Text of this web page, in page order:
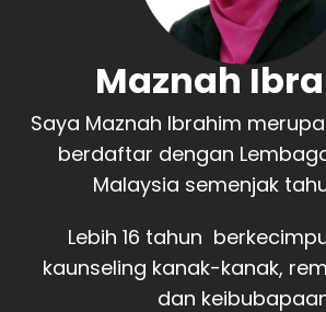
Maznah
Saya Maznah Ibrahim
berdaftar dengan
Malaysia semenjak
Lebih 16 tahun
kaunseling kanak-kanak,
dan